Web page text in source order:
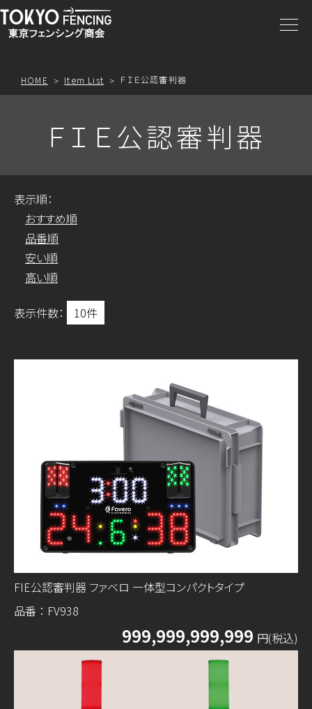
商品一覧
プライスリスト
HOME Item List ＦＩＥ公認審判器
ＦＩＥ公認審判器
表示順：
おすすめ順
品番順
安い順
高い順
表示件数：
FIE公認審判器 ファベロ 一体型コンパクトタイプ
品番：FV938
999,999,999,999 円(税込)